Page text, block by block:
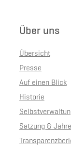
Über uns
Übersicht
Presse
Auf einen Blick
Historie
Satzung &